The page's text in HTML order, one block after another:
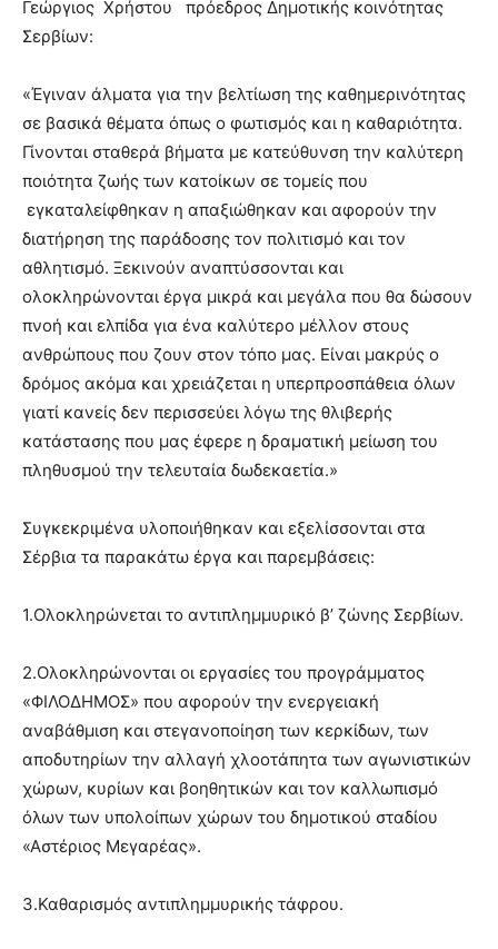
Γεώργιος Χρήστου πρόεδρος Δημοτικής κοινότητας
Σερβίων:
«Έγιναν άλματα για την βελτίωση της καθημερινότητας
σε βασικά θέματα όπως ο φωτισμός και η καθαριότητα.
Γίνονται σταθερά βήματα με κατεύθυνση την καλύτερη
ποιότητα ζωής των κατοίκων σε τομείς που
εγκαταλείφθηκαν η απαξιώθηκαν και αφορούν την
διατήρηση της παράδοσης τον πολιτισμό και τον
αθλητισμό. Ξεκινούν αναπτύσσονται και
ολοκληρώνονται έργα μικρά και μεγάλα που θα δώσουν
πνοή και ελπίδα για ένα καλύτερο μέλλον στους
ανθρώπους που ζουν στον τόπο μας. Είναι μακρύς ο
δρόμος ακόμα και χρειάζεται η υπερπροσπάθεια όλων
γιατί κανείς δεν περισσεύει λόγω της θλιβερής
κατάστασης που μας έφερε η δραματική μείωση του
πληθυσμού την τελευταία δωδεκαετία.»
Συγκεκριμένα υλοποιήθηκαν και εξελίσσονται στα
Σέρβια τα παρακάτω έργα και παρεμβάσεις:
1.Ολοκληρώνεται το αντιπλημμυρικό β’ ζώνης Σερβίων.
2.Ολοκληρώνονται οι εργασίες του προγράμματος
«ΦΙΛΟΔΗΜΟΣ» που αφορούν την ενεργειακή
αναβάθμιση και στεγανοποίηση των κερκίδων, των
αποδυτηρίων την αλλαγή χλοοτάπητα των αγωνιστικών
χώρων, κυρίων και βοηθητικών και τον καλλωπισμό
όλων των υπολοίπων χώρων του δημοτικού σταδίου
«Αστέριος Μεγαρέας».
3.Καθαρισμός αντιπλημμυρικής τάφρου.